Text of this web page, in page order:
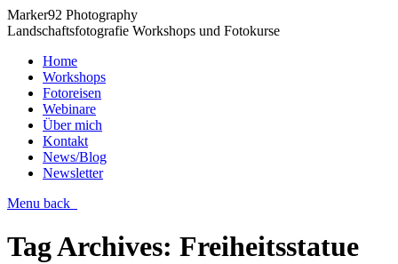
Marker92 Photography
Landschaftsfotografie Workshops und Fotokurse
Home
Workshops
Fotoreisen
Webinare
Über mich
Kontakt
News/Blog
Newsletter
Menu back
Tag Archives: Freiheitsstatue